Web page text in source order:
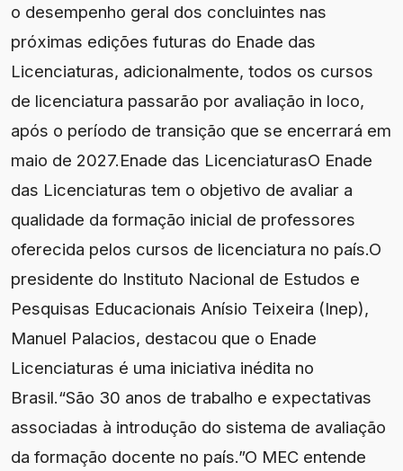
o desempenho geral dos concluintes nas
próximas edições futuras do Enade das
Licenciaturas, adicionalmente, todos os cursos
de licenciatura passarão por avaliação in loco,
após o período de transição que se encerrará em
maio de 2027.Enade das LicenciaturasO Enade
das Licenciaturas tem o objetivo de avaliar a
qualidade da formação inicial de professores
oferecida pelos cursos de licenciatura no país.O
presidente do Instituto Nacional de Estudos e
Pesquisas Educacionais Anísio Teixeira (Inep),
Manuel Palacios, destacou que o Enade
Licenciaturas é uma iniciativa inédita no
Brasil.“São 30 anos de trabalho e expectativas
associadas à introdução do sistema de avaliação
da formação docente no país.”O MEC entende